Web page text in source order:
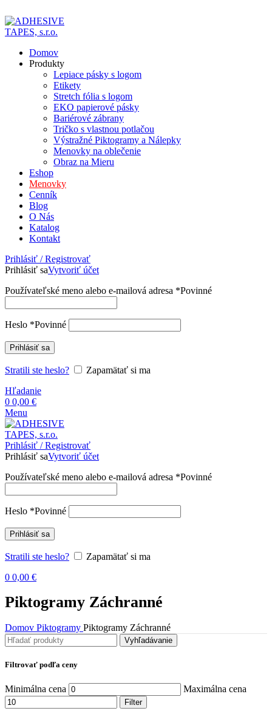
Domov
Produkty
Lepiace pásky s logom
Etikety
Stretch fólia s logom
EKO papierové pásky
Bariérové zábrany
Tričko s vlastnou potlačou
Výstražné Piktogramy a Nálepky
Menovky na oblečenie
Obraz na Mieru
Eshop
Menovky
Cenník
Blog
O Nás
Katalog
Kontakt
Prihlásiť / Registrovať
Prihlásiť saVytvoriť účet
Používateľské meno alebo e-mailová adresa *Povinné
Heslo *Povinné
Prihlásiť sa
Stratili ste heslo?
Zapamätať si ma
Hľadanie
0 0,00 €
Menu
Prihlásiť / Registrovať
Prihlásiť saVytvoriť účet
Používateľské meno alebo e-mailová adresa *Povinné
Heslo *Povinné
Prihlásiť sa
Stratili ste heslo?
Zapamätať si ma
0 0,00 €
Piktogramy Záchranné
Domov Piktogramy Piktogramy Záchranné
Vyhľadávanie
Filtrovať podľa ceny
Minimálna cena Maximálna cena
Filter